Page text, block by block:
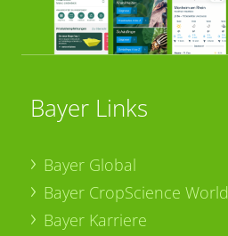
Bayer Links
Bayer Global
Bayer CropScience World
Bayer Karriere